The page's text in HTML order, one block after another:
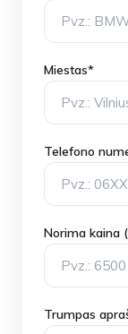
Miestas*
Telefono
Norima kaina
Trumpas